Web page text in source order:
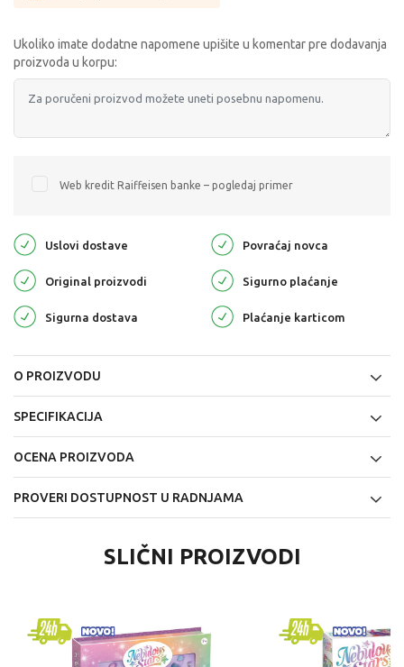
Ukoliko imate dodatne napomene upišite u komentar pre dodavanja
proizvoda u korpu:
Web kredit Raiffeisen banke – pogledaj primer
Uslovi dostave Povraćaj novca
Original proizvodi Sigurno plaćanje
Sigurna dostava Plaćanje karticom
O PROIZVODU
SPECIFIKACIJA
OCENA PROIZVODA
PROVERI DOSTUPNOST U RADNJAMA
SLIČNI PROIZVODI